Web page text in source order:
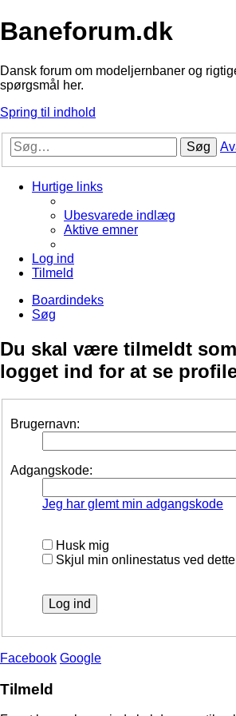
Baneforum.dk
Dansk forum om modeljernbaner og
spørgsmål her.
Spring til indhold
Søg
Hurtige links
Ubesvarede indlæg
Aktive emner
Log ind
Tilmeld
Boardindeks
Søg
Du skal være tilmeldt
logget ind for at se
Brugernavn:
Adgangskode:
Jeg har glemt min adgangskode
Husk mig
Skjul min onlinestatus ved
Facebook Google
Tilmeld